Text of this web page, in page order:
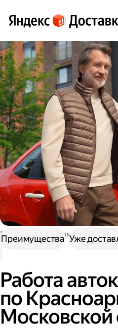
Работа курьером
Работа
по
Московской
Преимущества Уже